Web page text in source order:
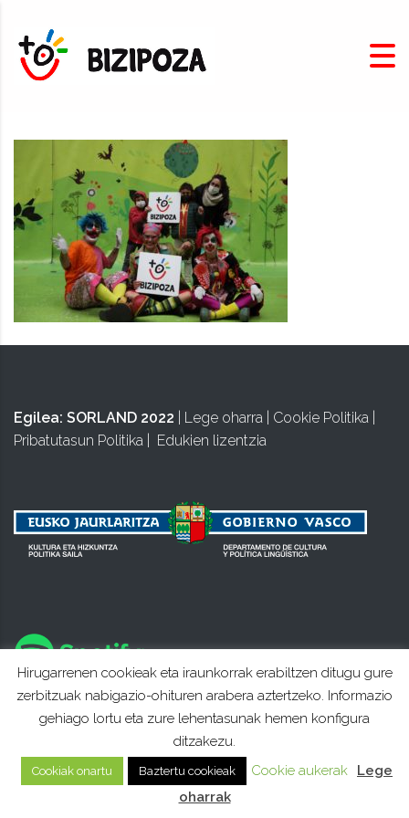
Egilea: SORLAND 2022 Lege oharra Cookie Politika
Pribatutasun Politika
Edukien lizentzia
Hirugarrenen cookieak eta iraunkorrak erabiltzen ditugu gure
zerbitzuak nabigazio-ohituren arabera aztertzeko. Informazio
gehiago lortu eta zure lehentasunak hemen konfigura
ditzakezu.
Cookiak onartu Baztertu cookieak Cookie aukerak
Lege
oharrak